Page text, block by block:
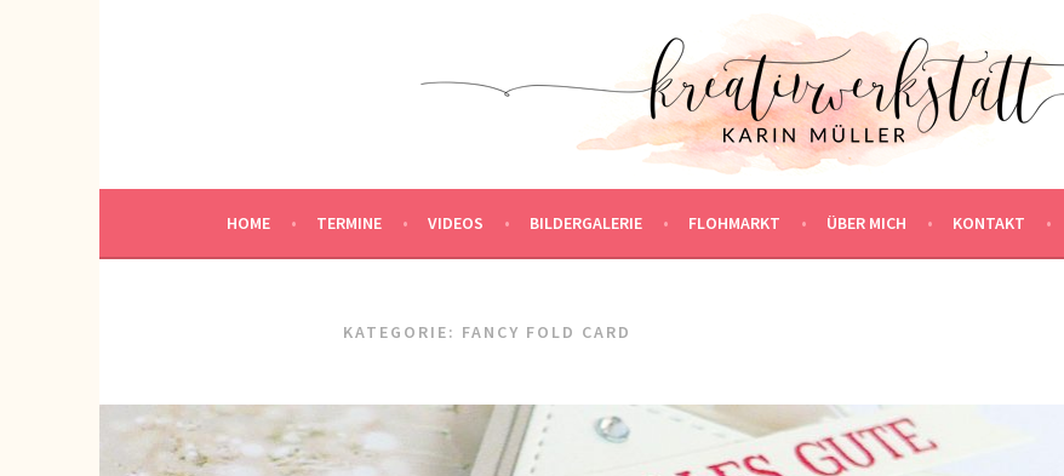
KREATIVWERKSTATT
HOME TERMINE VIDEOS BILDERGALERIE FLOHMARKT ÜBER MICH KONTAKT
KATEGORIE: FANCY FOLD CARD